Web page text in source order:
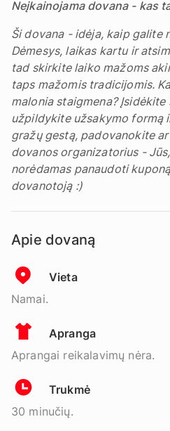
Neįkainojama dovana - kas
Ši dovana - idėja, kaip galite
Dėmesys, laikas kartu ir
tad skirkite laiko mažoms
taps mažomis tradicijomis.
malonia staigmena?
užpildykite užsakymo formą
gražų gestą, padovanokite
dovanos organizatorius -
norėdamas panaudoti
dovanotoją :)
Apie dovaną
Vieta
Namai.
Apranga
Aprangai reikalavimų nėra.
Trukmė
30 minučių.